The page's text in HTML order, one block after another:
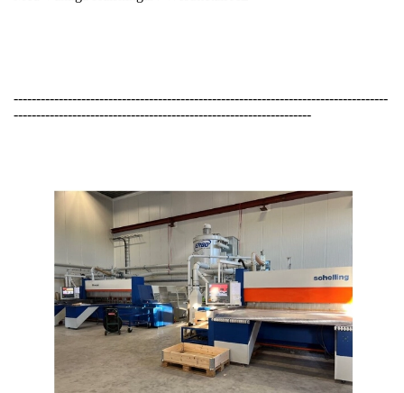
-----------------------------------------------------------------------------------
------------------------------------------------------------------